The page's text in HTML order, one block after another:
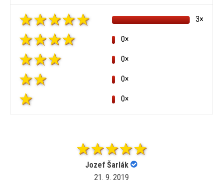
3×
0×
0×
0×
0×
Jozef Šarlák
21. 9. 2019